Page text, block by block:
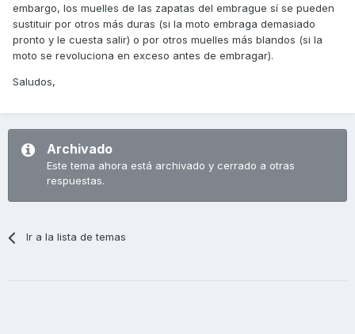
embargo, los muelles de las zapatas del embrague sí se pueden
sustituir por otros más duras (si la moto embraga demasiado
pronto y le cuesta salir) o por otros muelles más blandos (si la
moto se revoluciona en exceso antes de embragar).
Saludos,
Archivado
Este tema ahora está archivado y cerrado a otras
respuestas.
Ir a la lista de temas